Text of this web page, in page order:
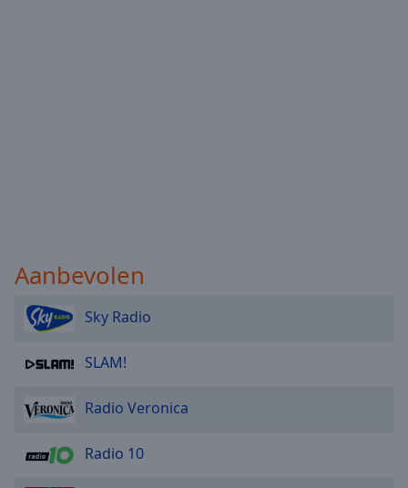
Aanbevolen
Sky Radio
SLAM!
Radio Veronica
Radio 10